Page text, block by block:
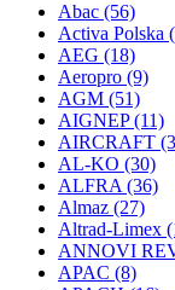
Abac (56)
Activa Polska
AEG (18)
Aeropro (9)
AGM (51)
AIGNEP(11)
AIRCRAFT
AL-KO (30)
ALFRA (36)
Almaz (27)
Altrad-Limex
ANNOVI
APAC (8)